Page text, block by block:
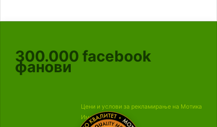
300.000 facebook
фанови
Цени и услови за рекламирање на Мотика
Импресум